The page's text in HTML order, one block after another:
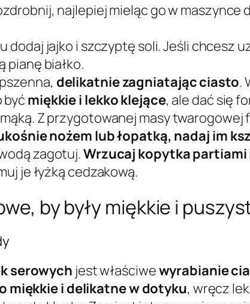
najlepiej mieląc go w maszynce
dodaj jajko i szczyptę soli. Jeśli chcesz
pianę białko.
delikatnie zagniatając ciasto.
być miękkie i lekko klejące, ale dać się
Z przygotowanej masy twarogowej
nożem lub łopatką, nadaj im
zagotuj.Wrzucaj kopytka partiami
je łyżką cedzakową.
by były miękkie i
serowych jest właściwewyrabianie
miękkie i delikatne w dotyku, wręcz